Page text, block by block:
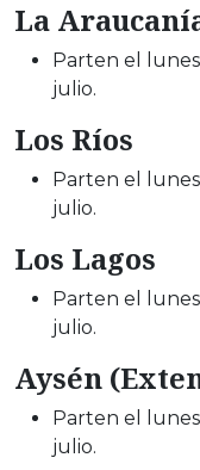
La
Parten el
julio.
Los Ríos
Parten el
julio.
Los Lagos
Parten el
julio.
Aysén
Parten el
julio.